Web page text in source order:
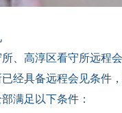
、高淳区看守所远程
经具备远程会见条件
满足以下条件：